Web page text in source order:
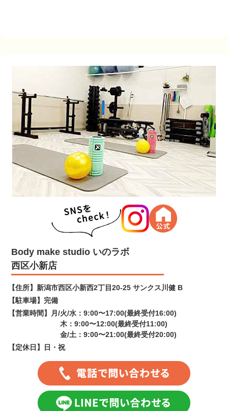
Body make studio いのラボ
西区小新店
【住所】 新潟市西区小新西2丁目20-25 サンクス川健 B
【駐車場】 完備
【営業時間】
月/火/水：9:00〜17:00(最終受付16:00)
木：9:00〜12:00(最終受付11:00)
金/土：9:00〜21:00(最終受付20:00)
【定休日】
日・祝